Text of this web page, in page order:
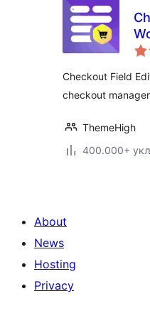
Checkout Field
checkout
ThemeHigh
400.000+
About
News
Hosting
Privacy